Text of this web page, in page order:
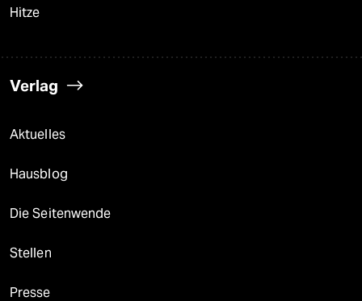
Hitze
Verlag
Aktuelles
Hausblog
Die Seitenwende
Stellen
Presse